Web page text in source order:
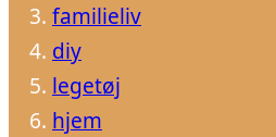
familieliv
diy
legetøj
hjem